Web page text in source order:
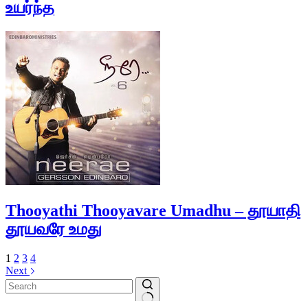
உயர்ந்த
Thooyathi Thooyavare Umadhu – தூயாதி
தூயவரே உமது
1 2 3 4
Next